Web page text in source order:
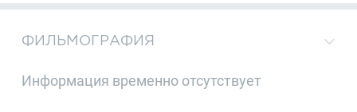
ФИЛЬМОГРАФИЯ
Информация временно отсутствует